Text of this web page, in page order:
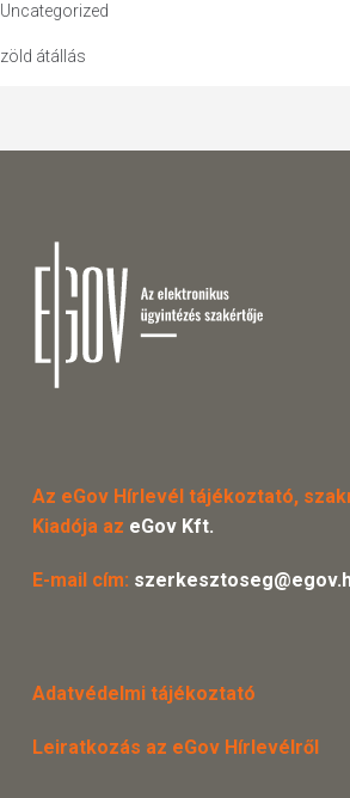
Uncategorized
zöld átállás
Az eGov Hírlevél tájékoztató,
Kiadója az eGov Kft.
E-mail cím:
Adatvédelmi tájékoztató
Leiratkozás az eGov Hírlevélről